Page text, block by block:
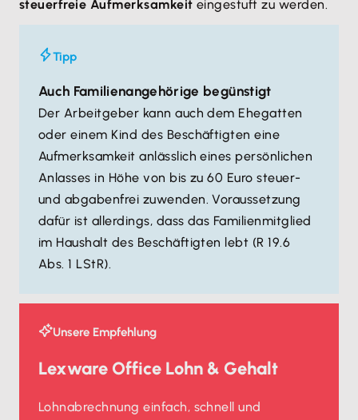
steuerfreie Aufmerksamkeit eingestuft zu werden.
Tipp
Auch Familienangehörige begünstigt
Der Arbeitgeber kann auch dem Ehegatten
oder einem Kind des Beschäftigten eine
Aufmerksamkeit anlässlich eines persönlichen
Anlasses in Höhe von bis zu 60 Euro steuer-
und abgabenfrei zuwenden. Voraussetzung
dafür ist allerdings, dass das Familienmitglied
im Haushalt des Beschäftigten lebt (R 19.6
Abs. 1 LStR).
Unsere Empfehlung
Lexware Office Lohn & Gehalt
Lohnabrechnung einfach, schnell und